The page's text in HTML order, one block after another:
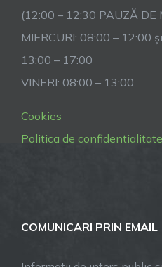
(12:00 – 12:30 PAUZĂ DE
MIERCURI: 08:00 – 12:00 și
13:00 – 17:00
VINERI: 08:00 – 13:00
Cookies
Politica de confidentialitate
COMUNICARI PRIN EMAIL